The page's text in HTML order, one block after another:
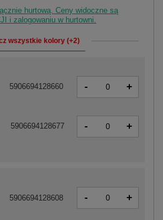
hurtową. Ceny widoczne są
i zalogowaniu w hurtowni.
wszystkie kolory (+2)
5906694128608 - +
5906694128660 - +
5906694128677 - +